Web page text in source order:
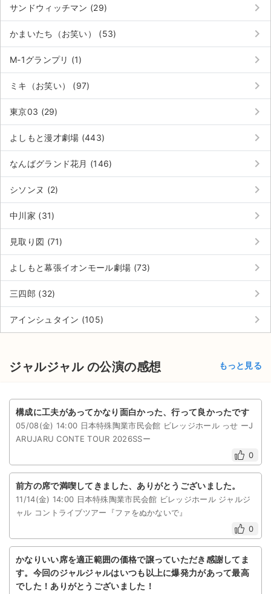
サンドウィッチマン (29) keyboard_arrow_right
かまいたち（お笑い） (53) keyboard_arrow_right
M-1グランプリ (1) keyboard_arrow_right
ミキ（お笑い） (97) keyboard_arrow_right
東京03 (29) keyboard_arrow_right
よしもと漫才劇場 (443) keyboard_arrow_right
なんばグランド花月 (146) keyboard_arrow_right
シソンヌ (2) keyboard_arrow_right
中川家 (31) keyboard_arrow_right
見取り図 (71) keyboard_arrow_right
よしもと幕張イオンモール劇場 (73) keyboard_arrow_right
三四郎 (32) keyboard_arrow_right
アインシュタイン (105) keyboard_arrow_right
ジャルジャル の公演の感想 もっと見る
構成に工夫があってかなり面白かった、行って良かったです
05/08(金) 14:00 日本特殊陶業市民会館 ビレッジホール っせ ーJ
ARUJARU CONTE TOUR 2026SSー
0
前方の席で満喫してきました、ありがとうございました。
11/14(金) 14:00 日本特殊陶業市民会館 ビレッジホール ジャルジ
ャル コントライブツアー『ファをぬかないで』
0
かなりいい席を適正範囲の価格で譲っていただき感謝してま
す。今回のジャルジャルはいつも以上に爆発力があって最高
でした！ありがとうございました！